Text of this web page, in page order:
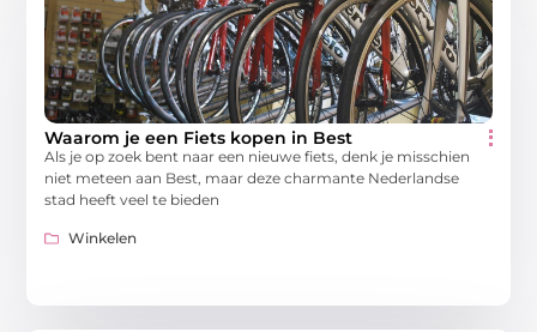
Waarom je een Fiets kopen in Best
Als je op zoek bent naar een nieuwe fiets, denk je misschien
niet meteen aan Best, maar deze charmante Nederlandse
stad heeft veel te bieden
Winkelen